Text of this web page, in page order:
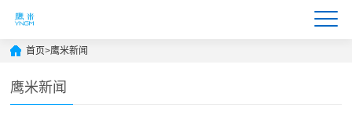
首页>鹰米新闻
鹰米新闻